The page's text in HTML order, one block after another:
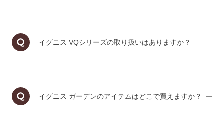
イグニス VQシリーズの取り扱いはありますか？
イグニス ガーデンのアイテムはどこで買えますか？